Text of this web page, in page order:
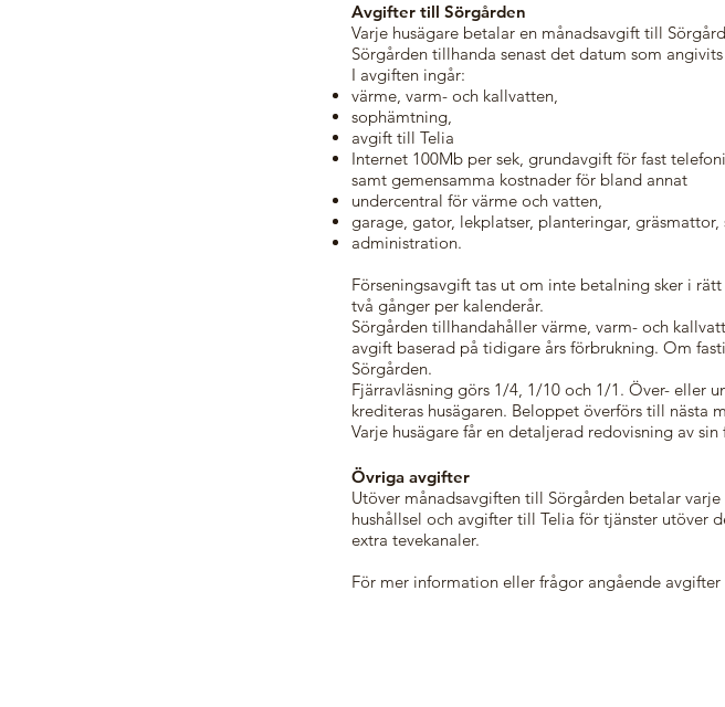
Avgifter till Sörgården
Varje husägare betalar en månadsavgift till
Sörgården tillhanda senast det datum som
I avgiften ingår:
värme, varm- och kallvatten,
sophämtning,
avgift till Telia
Internet 100Mb per sek, grundavgift för fast
samt gemensamma kostnader för bland annat
undercentral för värme och vatten,
garage, gator, lekplatser, planteringar,
administration.
Förseningsavgift tas ut om inte betalning sker i
två gånger per kalenderår.
Sörgården tillhandahåller värme, varm- och
avgift baserad på tidigare års förbrukning. Om
Sörgården.
Fjärravläsning görs 1/4, 1/10 och 1/1. Över- eller
krediteras husägaren. Beloppet överförs till nästa
Varje husägare får en detaljerad redovisning av sin
Övriga avgifter
Utöver månadsavgiften till Sörgården betalar
hushållsel och avgifter till Telia för tjänster utöver
extra tevekanaler.
För mer information eller frågor angående